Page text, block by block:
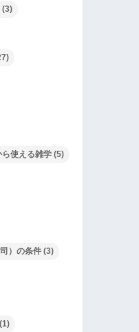
(3)
ら使える雑学 (5)
）の条件 (3)
(1)